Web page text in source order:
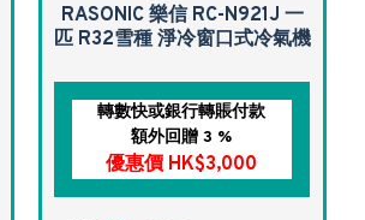
RASONIC 樂信 RC-N921J 一
匹 R32雪種 淨冷窗口式冷氣機
轉數快或銀行轉賬付款
額外回贈 3 %
優惠價 HK$3,000